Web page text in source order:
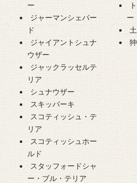
ー
ジャーマンシェパー
ド
ジャイアントシュナ
ウザー
ジャックラッセルテ
リア
シュナウザー
スキッパーキ
スコティッシュ・テ
リア
スコティッシュホー
ルド
スタッフォードシャ
ー・ブル・テリア
ー
狆